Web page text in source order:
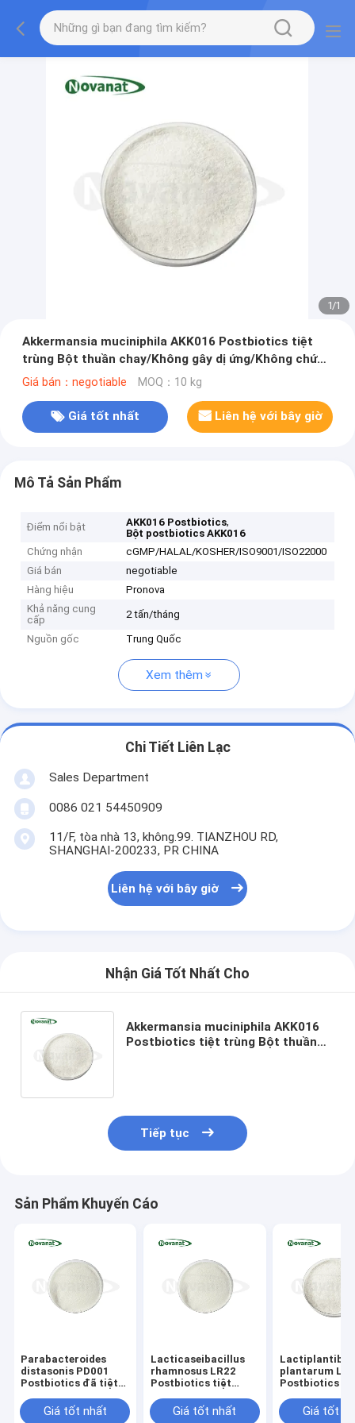
1/1
Akkermansia muciniphila AKK016 Postbiotics tiệt
trùng Bột thuần chay/Không gây dị ứng/Không chứa
gluten/Không có sữa
Giá bán：negotiable MOQ：10 kg
Giá tốt nhất Liên hệ với bây giờ
Mô Tả Sản Phẩm
Điểm nổi bật AKK016 Postbiotics,
Bột postbiotics AKK016
Chứng nhận
cGMP/HALAL/KOSHER/ISO9001/ISO22000
Giá bán
negotiable
Hàng hiệu
Pronova
Khả năng cung
cấp
2 tấn/tháng
Nguồn gốc Trung Quốc
Xem thêm
Chi Tiết Liên Lạc
Sales Department
0086 021 54450909
11/F, tòa nhà 13, không.99. TIANZHOU RD,
SHANGHAI-200233, PR CHINA
Liên hệ với bây giờ
Nhận Giá Tốt Nhất Cho
Akkermansia muciniphila AKK016
Postbiotics tiệt trùng Bột thuần
Tiếp tục
Sản Phẩm Khuyến Cáo
Parabacteroides
distasonis PD001
Postbiotics đã tiệt
chay/Không gây dị
ứng/Không chứa
Giá tốt nhất
Lacticaseibacillus
rhamnosus LR22
Postbiotics tiệt
chay/Không gây dị
ứng/Không chứa
Giá tốt nhất
plantarum
Postbiotics
chất gây dị
ứng/không
Giá tốt